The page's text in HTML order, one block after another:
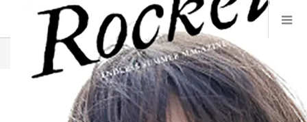
ホームブログ一覧 header1